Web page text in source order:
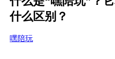
什么区别？
嘿陪玩